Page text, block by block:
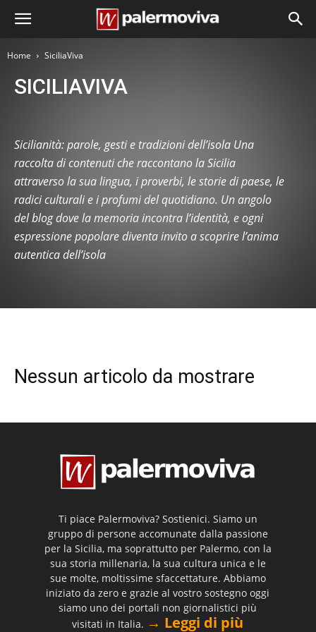
Home SiciliaViva
SICILIAVIVA
Sicilianità: parole, gesti e tradizioni dell’isola Una
raccolta di contenuti che raccontano la Sicilia
attraverso la sua lingua, i proverbi, le storie di paese, le
radici culturali e i profumi del quotidiano. Un angolo
del blog dove la memoria incontra l’identità, e ogni
espressione popolare diventa invito a scoprire l’anima
autentica dell’isola
Nessun articolo da mostrare
Ti piace Palermoviva? Sostienici. Siamo un
gruppo di persone accomunate dalla passione
per la Sicilia, ma soprattutto per Palermo, con la
sua storia millenaria, la sua cultura unica e le
sue molte, moltissime sfaccettature. Abbiamo
iniziato da zero e grazie al vostro sostegno oggi
siamo uno dei portali non giornalistici più
visitati in Italia. → Leggi di più